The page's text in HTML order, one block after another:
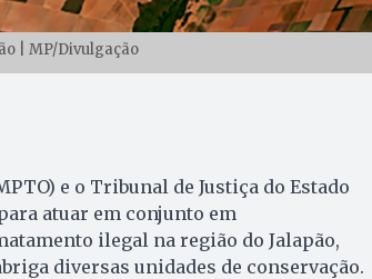
| MP/Divulgação
e o Tribunal de Justiça do Estado
atuar em conjunto em
ilegal na região do Jalapão,
diversas unidades de conservação.